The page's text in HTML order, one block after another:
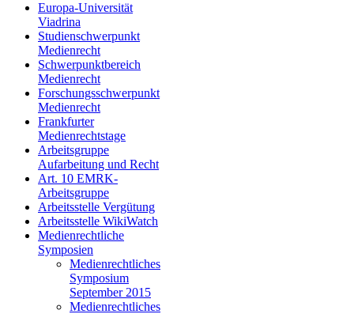
Europa-Universität
Viadrina
Studienschwerpunkt
Medienrecht
Schwerpunktbereich
Medienrecht
Forschungsschwerpunkt
Medienrecht
Frankfurter
Medienrechtstage
Arbeitsgruppe
Aufarbeitung und Recht
Art. 10 EMRK-
Arbeitsgruppe
Arbeitsstelle Vergütung
Arbeitsstelle WikiWatch
Medienrechtliche
Symposien
Medienrechtliches
Symposium
September 2015
Medienrechtliches